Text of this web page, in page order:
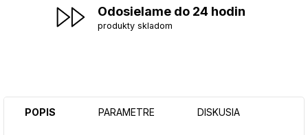
Odosielame do 24 hodin
produkty skladom
POPIS PARAMETRE DISKUSIA